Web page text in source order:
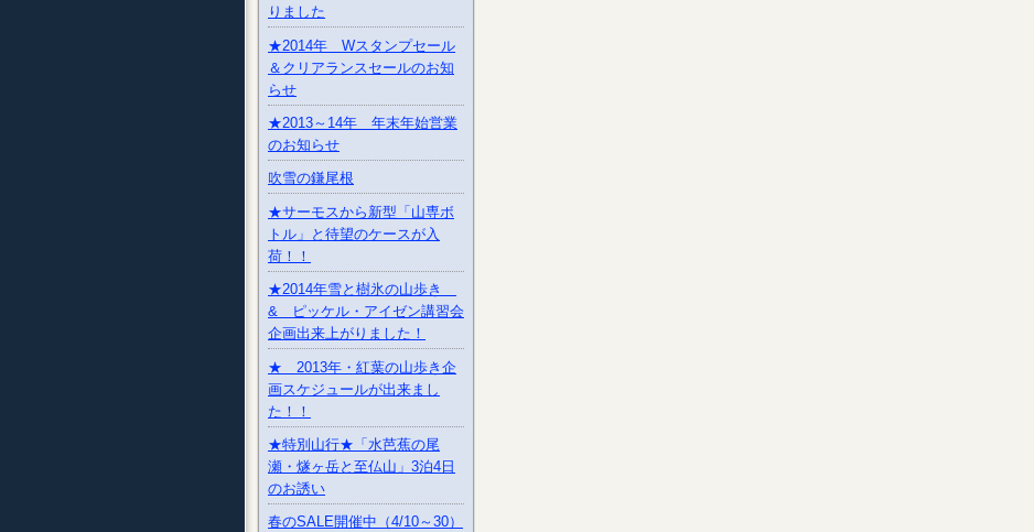
りました
★2014年 Wスタンプセール
＆クリアランスセールのお知
らせ
★2013～14年 年末年始営業
のお知らせ
吹雪の鎌尾根
★サーモスから新型「山専ボ
トル」と待望のケースが入
荷！！
★2014年雪と樹氷の山歩き
& ピッケル・アイゼン講習会
企画出来上がりました！
★ 2013年・紅葉の山歩き企
画スケジュールが出来まし
た！！
★特別山行★「水芭蕉の尾
瀬・燧ヶ岳と至仏山」3泊4日
のお誘い
春のSALE開催中（4/10～30）